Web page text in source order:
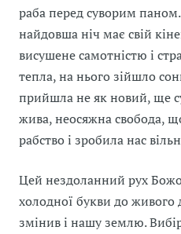
раба перед суворим
найдовша ніч має свій
висушене самотністю і
тепла, на нього зійшло
прийшла не як новий, ще
жива, неосяжна свобода,
рабство і зробила нас
Цей нездоланний рух
холодної букви до
змінив і нашу землю.